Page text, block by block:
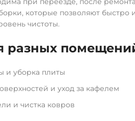
которые позволяют быстро
чистоты.
разных
и уборка плиты
и уход за кафелем
и чистка ковров